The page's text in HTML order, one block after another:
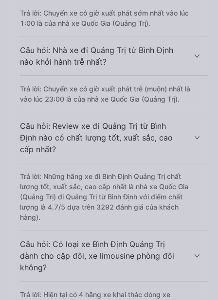
Trả lời: Chuyến xe có giờ xuất phát sớm nhất vào lúc
1:00 là của nhà xe Quốc Gia (Quảng Trị).
Câu hỏi: Nhà xe đi Quảng Trị từ Bình Định
nào khởi hành trễ nhất?
Trả lời: Chuyến xe có giờ xuất phát trễ (muộn) nhất là
vào lúc 23:00 là của nhà xe Quốc Gia (Quảng Trị).
Câu hỏi: Review xe đi Quảng Trị từ Bình
Định nào có chất lượng tốt, xuất sắc, cao
cấp nhất?
Trả lời: Những hãng xe đi Bình Định Quảng Trị chất
lượng tốt, xuất sắc, cao cấp nhất là nhà xe Quốc Gia
(Quảng Trị) đi Quảng Trị từ Bình Định với điểm chất
lượng là 4.7/5 dựa trên 3292 đánh giá của khách
hàng).
Câu hỏi: Có loại xe Bình Định Quảng Trị
dành cho cặp đôi, xe limousine phòng đôi
không?
Trả lời: Hiện tại có 4 hãng xe khai thác dòng xe